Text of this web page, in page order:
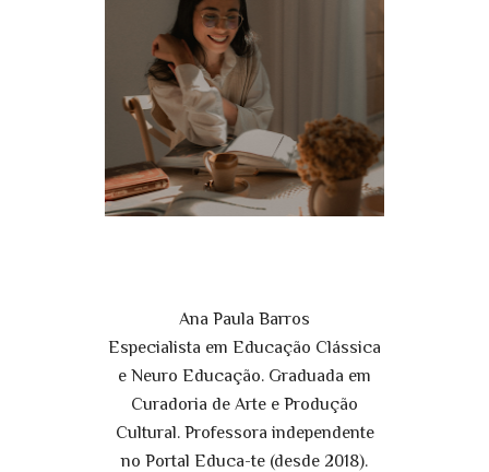
Ana Paula Barros
Especialista em Educação Clássica
e Neuro Educação. Graduada em
Curadoria de Arte e Produção
Cultural. Professora independente
no Portal Educa-te (desde 2018).